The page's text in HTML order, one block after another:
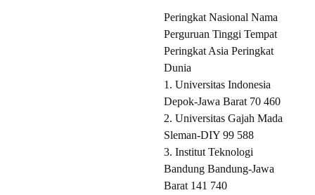
Peringkat Nasional Nama
Perguruan Tinggi Tempat
Peringkat Asia Peringkat
Dunia
1. Universitas Indonesia
Depok-Jawa Barat 70 460
2. Universitas Gajah Mada
Sleman-DIY 99 588
3. Institut Teknologi
Bandung Bandung-Jawa
Barat 141 740